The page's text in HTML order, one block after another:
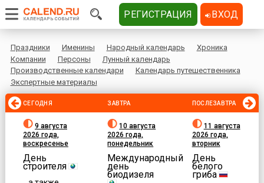
Праздники Именины Народный календарь
Хроника
Компании
Персоны
Лунный календарь
Производственные календари
Календарь путешественника
Экспертные материалы
СЕГОДНЯ
9 августа
2026 года,
воскресенье
День
строителя
ЗАВТРА
10 августа
2026 года,
понедельник
Международный
день
биодизеля
ПОСЛЕЗАВТРА
11 августа
2026 года,
вторник
День
белого
гриба
РЕГИСТРАЦИЯ ВХОД